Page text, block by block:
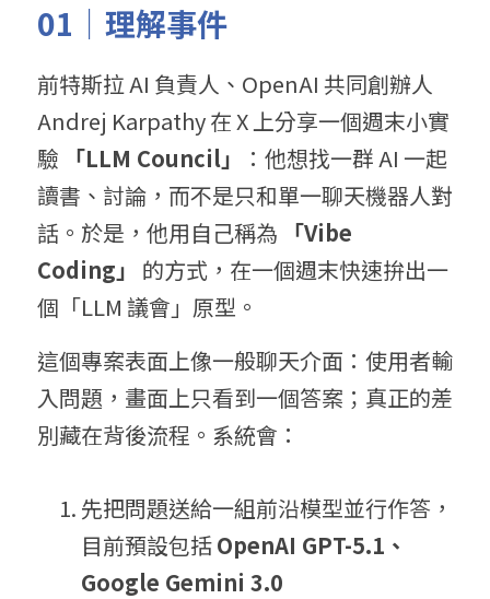
01｜理解事件
前特斯拉 AI 負責人、OpenAI 共同創辦人
Andrej Karpathy 在 X 上分享一個週末小實
驗 「LLM Council」
：他想找一群 AI 一起
讀書、討論，而不是只和單一聊天機器人對
話。於是，他用自己稱為 「Vibe
Coding」 的方式，在一個週末快速拚出一
個「LLM 議會」原型。
這個專案表面上像一般聊天介面：使用者輸
入問題，畫面上只看到一個答案；真正的差
別藏在背後流程。系統會：
先把問題送給一組前沿模型並行作答，
目前預設包括 OpenAI GPT-5.1、
Google Gemini 3.0